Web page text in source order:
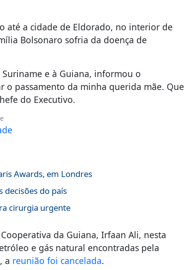
até a cidade de Eldorado, no interior de
Bolsonaro sofria da doença de
e à Guiana, informou o
o passamento da minha querida mãe. Que
do Executivo.
Awards, em Londres
decisões do país
cirurgia urgente
da Guiana, Irfaan Ali, nesta
e gás natural encontradas pela
a reunião foi cancelada.